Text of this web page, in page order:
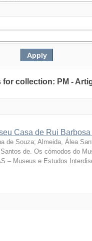
for collection: PM -
Casa de Rui
de Souza; Almeida, Álea
de. Os cómodos do
– Museus e Estudos